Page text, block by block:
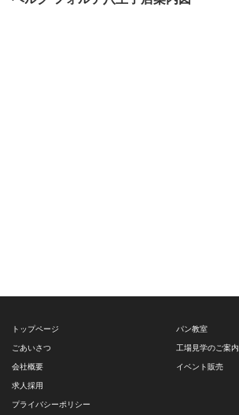
トップページ
ごあいさつ
会社概要
求人採用
プライバシーポリシー
パン教室
工場見学のご案内
イベント販売